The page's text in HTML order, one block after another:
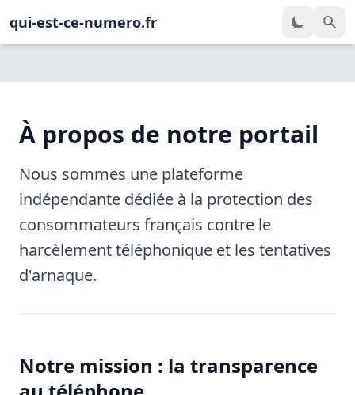
qui-est-ce-numero.fr
À propos de notre portail
Nous sommes une plateforme
indépendante dédiée à la protection des
consommateurs français contre le
harcèlement téléphonique et les tentatives
d'arnaque.
Notre mission : la transparence